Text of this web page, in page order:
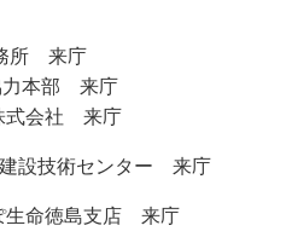
所 来庁
本部 来庁
式会社 来庁
設技術センター 来庁
命徳島支店 来庁